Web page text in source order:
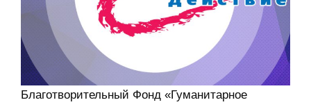
Благотворительный Фонд «Гуманитарное